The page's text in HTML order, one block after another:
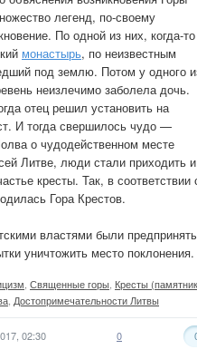
легенд, по-своему
По одной из них, когда-
монастырь, по неизвестным
под землю. Потом у одного
неизлечимо заболела дочь.
отец решил установить на
И тогда свершилось чудо —
о чудодейственном месте
Литве, люди стали приходить и
кресты. Так, в соответствии
Гора Крестов.
властями были
уничтожить место поклонения.
Священные горы Кресты
Достопримечательности Литвы
02:30 0